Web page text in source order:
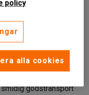
godstransport
policy
alla cookies